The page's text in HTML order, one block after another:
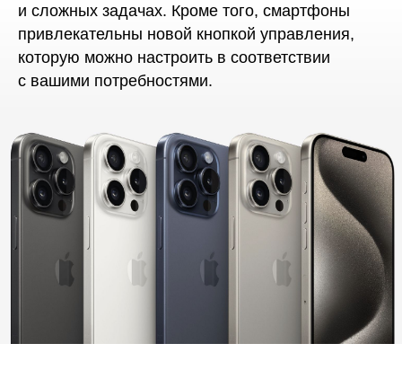
и сложных задачах. Кроме того, смартфоны
привлекательны новой кнопкой управления,
которую можно настроить в соответствии
с вашими потребностями.